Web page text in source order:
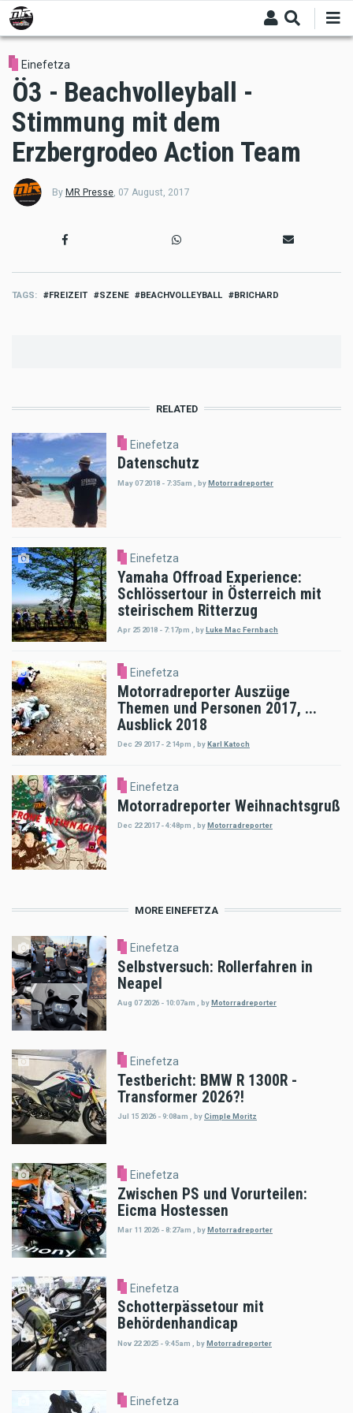
Skip
to
main
content
Einefetza
Ö3 - Beachvolleyball -
Stimmung mit dem
Erzbergrodeo Action Team
By MR Presse, 07 August, 2017
TAGS FREIZEIT SZENE BEACHVOLLEYBALL BRICHARD
RELATED
Einefetza
Datenschutz
May 07 2018 - 7:35am byMotorradreporter
Einefetza
Yamaha Offroad Experience:
Schlössertour in Österreich mit
steirischem Ritterzug
Apr 25 2018 - 7:17pm , by Luke Mac Fernbach
Einefetza
Motorradreporter Auszüge
Themen und Personen 2017, ...
Ausblick 2018
Dec 29 2017 - 2:14pm byKarl Katoch
Einefetza
Motorradreporter Weihnachtsgruß
Dec 22 2017 - 4:48pm byMotorradreporter
MORE EINEFETZA
Einefetza
Selbstversuch: Rollerfahren in
Neapel
Aug 07 2026 - 10:07am , byMotorradreporter
Einefetza
Testbericht: BMW R 1300R -
Transformer 2026?!
Jul 15 2026 - 9:08am byCimple Moritz
Einefetza
Zwischen PS und Vorurteilen:
Eicma Hostessen
Mar 11 2026 - 8:27am byMotorradreporter
Einefetza
Schotterpässetour mit
Behördenhandicap
Nov 22 2025 - 9:45am byMotorradreporter
Einefetza